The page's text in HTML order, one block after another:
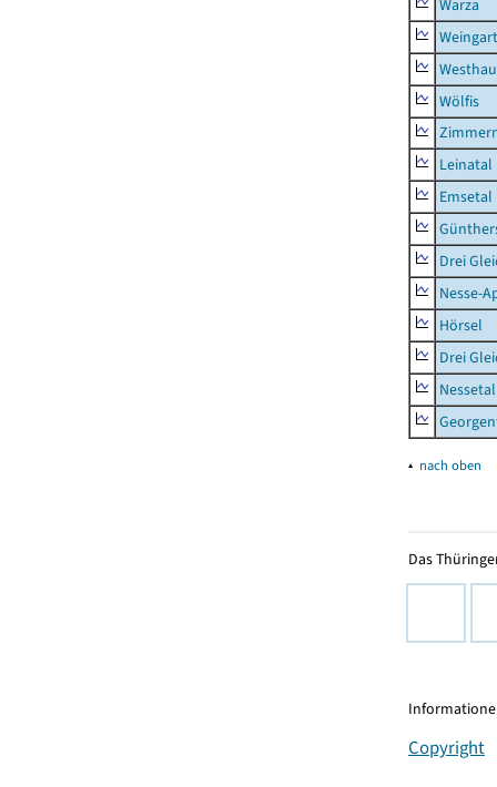
Warza
Wölfis
Leinatal
Emsetal
Drei
Nesse-
Hörsel
Drei
Nessetal
▴ nach oben
Das
Copyright